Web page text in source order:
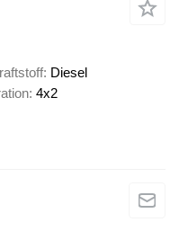
Diesel
4x2